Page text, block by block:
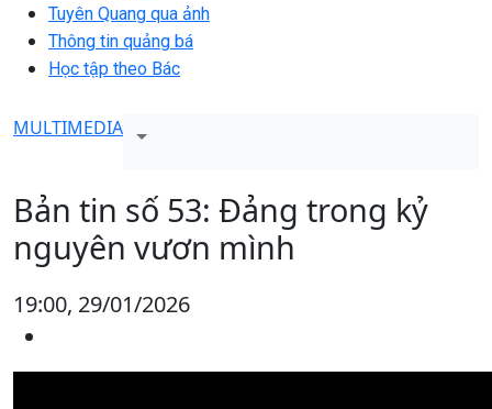
Tuyên Quang qua ảnh
Thông tin quảng bá
Học tập theo Bác
MULTIMEDIA
Bản tin số 53: Đảng trong kỷ
nguyên vươn mình
19:00, 29/01/2026